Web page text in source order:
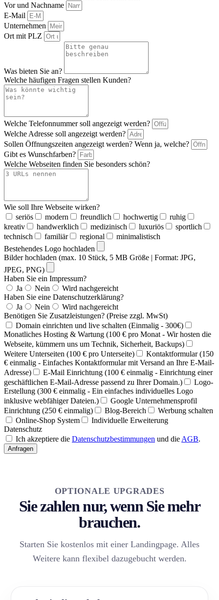
Vor und Nachname
E-Mail
Unternehmen
Ort mit PLZ
Was bieten Sie an?
Welche häufigen Fragen stellen Kunden?
Welche Telefonnummer soll angezeigt werden?
Welche Adresse soll angezeigt werden?
Sollen Öffnungszeiten angezeigt werden? Wenn ja, welche?
Gibt es Wunschfarben?
Welche Webseiten finden Sie besonders schön?
Wie soll Ihre Webseite wirken?
seriös
modern freundlich hochwertig
ruhig
kreativ
handwerklich medizinisch luxuriös
sportlich
technisch
familiär regional
minimalistisch
Bestehendes Logo hochladen
Bilder hochladen (max. 10 Stück, 5 MB Größe | Format: JPG,
JPEG, PNG)
Haben Sie ein Impressum?
Ja
Nein
Wird nachgereicht
Haben Sie eine Datenschutzerklärung?
Ja
Nein
Wird nachgereicht
Benötigen Sie Zusatzleistungen? (Preise zzgl. MwSt)
Domain einrichten und live schalten (Einmalig - 300€)
Monatliches Hosting & Wartung (100 € pro Monat - Wir hosten die
Webseite, kümmern uns um Technik, Sicherheit, Backups)
Weitere Unterseiten (100 € pro Unterseite)
Kontaktformular (150
€ einmalig - Einfaches Kontaktformular mit Versand an Ihre E-Mail-
Adresse)
E-Mail Einrichtung (100 € einmalig - Einrichtung einer
geschäftlichen E-Mail-Adresse passend zu Ihrer Domain.)
Logo-
Erstellung (300 € einmalig - Ein einfaches individuelles Logo
inklusive webfähiger Dateien.)
Google Unternehmensprofil
Einrichtung (250 € einmalig)
Blog-Bereich
Werbung schalten
Online-Shop System
Individuelle Erweiterung
Datenschutz
Ich akzeptiere die Datenschutzbestimmungen und die AGB.
Anfragen
OPTIONALE UPGRADES
Sie zahlen nur, wenn Sie mehr
brauchen.
Starten Sie kostenlos mit einer Landingpage. Alles
Weitere kann flexibel dazugebucht werden.